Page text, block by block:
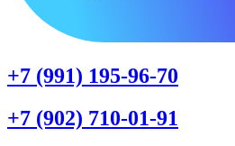
+7 (991) 195-96-70
+7 (902) 710-01-91